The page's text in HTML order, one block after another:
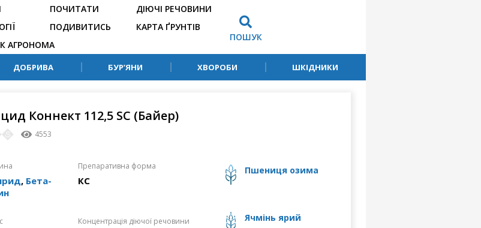
ПОЧИТАТИ
ПОДИВИТИСЬ
ДІЮЧІ РЕЧОВИНИ
КАРТА ҐРУНТІВ
АГРОНОМА
ПОШУК
ДОБРИВА БУР’ЯНИ ХВОРОБИ ШКІДНИКИ
Коннект 112,5 SC (Байер)
4553
, Бета-
Препаративна форма
КС
Концентрація діючої речовини
пшениця озима
ячмінь ярий